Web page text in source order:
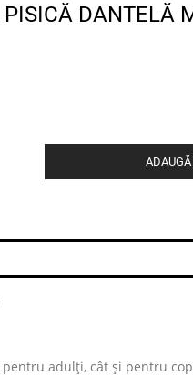
DANTELĂ
adulți, cât și pentru